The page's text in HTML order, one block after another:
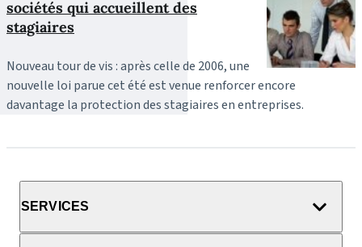
sociétés qui accueillent des
stagiaires
Nouveau tour de vis : après celle de 2006, une
nouvelle loi parue cet été est venue renforcer encore
davantage la protection des stagiaires en entreprises.
SERVICES